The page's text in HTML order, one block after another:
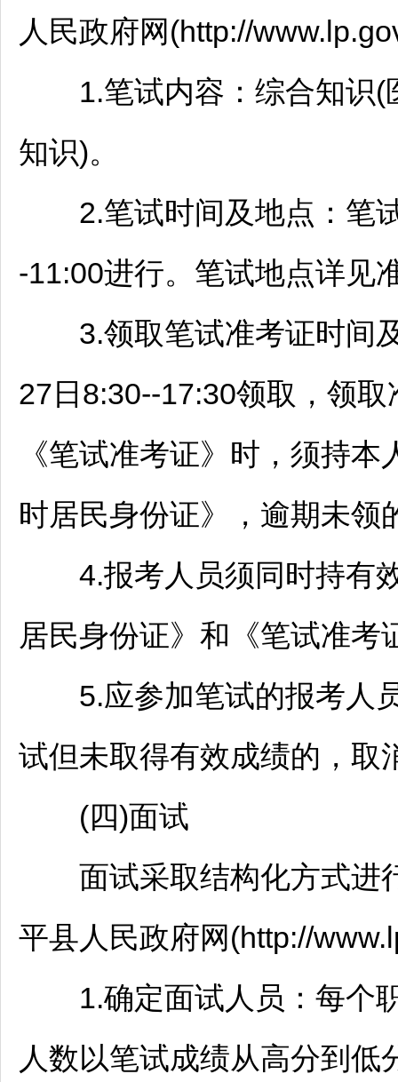
人民政府网(http://
1.笔试内容：综合知识(
知识)。
2.笔试时间及地点：笔试
-11:00进行。笔试地点详见
3.领取笔试准考证时间及
27日8:30--17:30领取，领
《笔试准考证》时，须持
时居民身份证》，逾期未领
4.报考人员须同时持有效
居民身份证》和《笔试准考
5.应参加笔试的报考人员
试但未取得有效成绩的，取
(四)面试
面试采取结构化方式进
平县人民政府网(http://
1.确定面试人员：每个职
人数以笔试成绩从高分到